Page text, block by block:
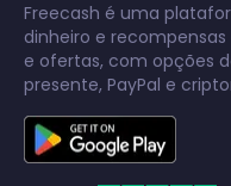
Freecash é uma
dinheiro e
e ofertas, com opções
presente, PayPal e